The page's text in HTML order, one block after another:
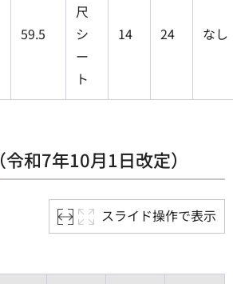
59.5
尺
シ
ー
ト
14 24 なし
和7年10月1日改定）
スライド操作で表示